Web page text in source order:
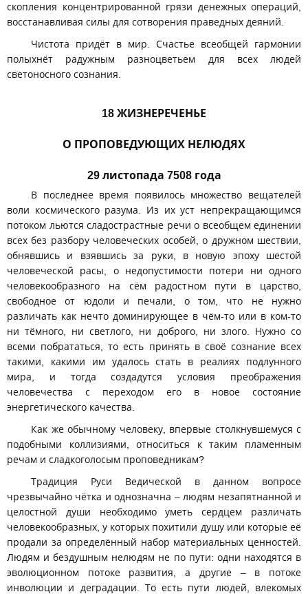
скопления концентрированной грязи денежных операций,
восстанавливая силы для сотворения праведных деяний.
Чистота придёт в мир. Счастье всеобщей гармонии
полыхнёт радужным разноцветьем для всех людей
светоносного сознания.
18 ЖИЗНЕРЕЧЕНЬЕ
О ПРОПОВЕДУЮЩИХ НЕЛЮДЯХ
29 листопада 7508 года
В последнее время появилось множество вещателей
воли космического разума. Из их уст непрекращающимся
потоком льются сладострастные речи о всеобщем единении
всех без разбору человеческих особей, о дружном шествии,
обнявшись и взявшись за руки, в новую эпоху шестой
человеческой расы, о недопустимости потери ни одного
человекообразного на сём радостном пути в царство,
свободное от юдоли и печали, о том, что не нужно
различать как нечто доминирующее в чём-то или в ком-то
ни тёмного, ни светлого, ни доброго, ни злого. Нужно со
всеми побрататься, то есть принять в своё сознание всех
такими, какими им удалось стать в реалиях подлунного
мира, и тогда создадутся условия преображения
человечества с переходом его в новое состояние
энергетического качества.
Как же обычному человеку, впервые столкнувшемуся с
подобными коллизиями, относиться к таким пламенным
речам и сладкоголосым проповедникам?
Традиция Руси Ведической в данном вопросе
чрезвычайно чётка и однозначна – людям незапятнанной и
целостной души необходимо уметь сердцем различать
человекообразных, у которых похитили душу или которые её
продали за определённый набор материальных ценностей.
Людям и бездушным нелюдям не по пути: одни находятся в
эволюционном потоке развития, а другие – в потоке
инволюции и деградации. То есть пути людей, влекомых